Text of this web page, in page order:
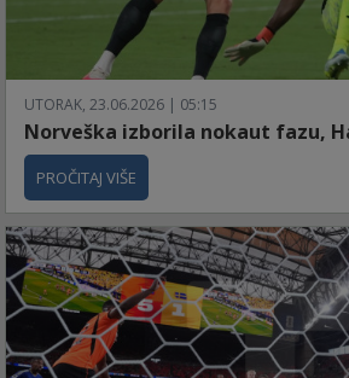
UTORAK, 23.06.2026 | 05:15
Norveška izborila nokaut fazu,
PROČITAJ VIŠE